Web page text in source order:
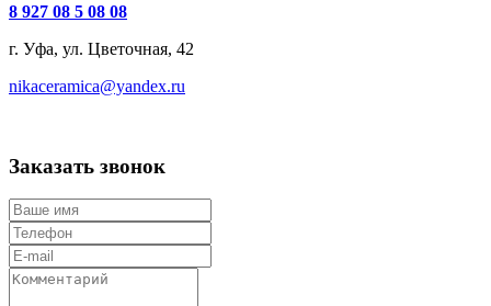
8 927 08 5 08 08
г. Уфа, ул. Цветочная, 42
nikaceramica@yandex.ru
Заказать звонок